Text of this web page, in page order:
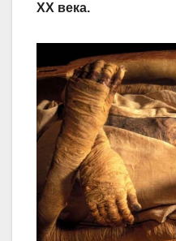
XX века.